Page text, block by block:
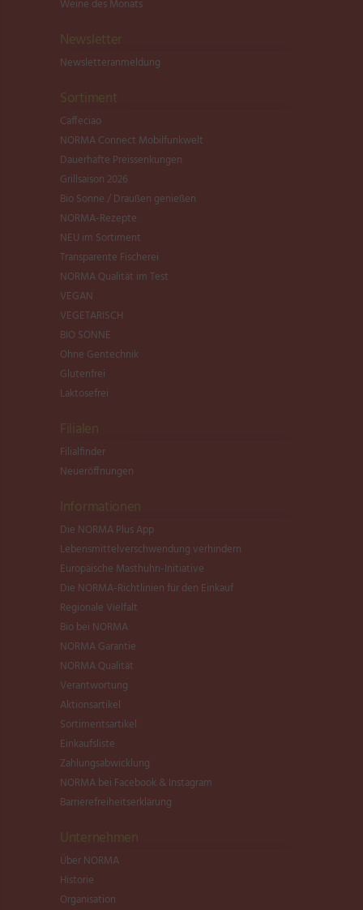
Weine des Monats
Newsletter
Newsletter­anmeldung
Sortiment
Caffeciao
NORMA Connect Mobilfunkwelt
Dauerhafte Preissenkungen
Grillsaison 2026
Bio Sonne / Draußen genießen
NORMA-Rezepte
NEU im Sortiment
Transparente Fischerei
NORMA Qualität im Test
VEGAN
VEGETARISCH
BIO SONNE
Ohne Gentechnik
Glutenfrei
Laktosefrei
Filialen
Filialfinder
Neueröffnungen
Informationen
Die NORMA Plus App
Lebensmittel­verschwendung verhindern
Europäische Masthuhn-Initiative
Die NORMA-Richtlinien für den Einkauf
Regionale Vielfalt
Bio bei NORMA
NORMA Garantie
NORMA Qualität
Verantwortung
Aktionsartikel
Sortimentsartikel
Einkaufsliste
Zahlungsabwicklung
NORMA bei Facebook & Instagram
Barrierefreiheitserklärung
Unternehmen
Über NORMA
Historie
Organisation